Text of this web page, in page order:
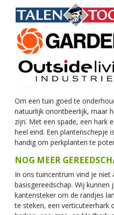
Om een tuin goed te
natuurlijk onontbeerlijk, maar
zijn. Met een spade, een hark
heel eind. Een plantenschepje
handig om perkplanten te
NOG MEER
In ons tuincentrum vind je niet
basisgereedschap. Wij
kantensteker om de randjes
te steken, een verticuteerhark